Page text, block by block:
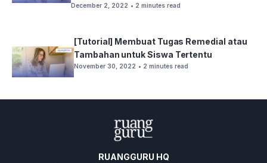
December 2, 2022 • 2 minutes read
[Tutorial] Membuat Tugas Remedial atau
Tambahan untuk Siswa Tertentu
November 30, 2022 • 2 minutes read
RUANGGURU HQ